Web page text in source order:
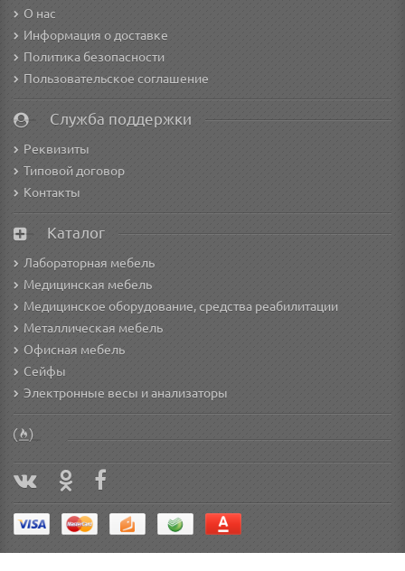
О нас
Информация о доставке
Политика безопасности
Пользовательское соглашение
Служба поддержки
Реквизиты
Типовой договор
Контакты
Каталог
Лабораторная мебель
Медицинская мебель
Медицинское оборудование, средства реабилитации
Металлическая мебель
Офисная мебель
Сейфы
Электронные весы и анализаторы